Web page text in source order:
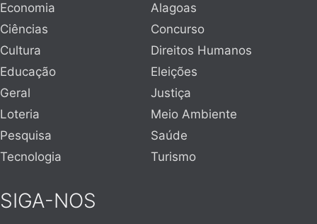
Economia
Alagoas
Ciências
Concurso
Cultura
Direitos Humanos
Educação
Eleições
Geral
Justiça
Loteria
Meio Ambiente
Pesquisa
Saúde
Tecnologia
Turismo
SIGA-NOS